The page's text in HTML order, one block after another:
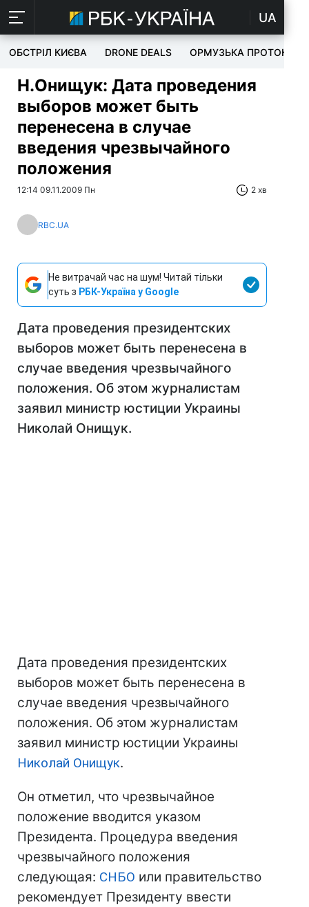
UA
ОБСТРІЛ КИЄВА DRONE DEALS ОРМУЗЬКА ПРОТОКА
Н.Онищук: Дата проведения
выборов может быть
перенесена в случае
введения чрезвычайного
положения
12:14 09.11.2009 Пн 2 хв
RBC.UA
Не витрачай час на шум! Читай тільки
суть з РБК-Україна у Google
Дата проведения президентских
выборов может быть перенесена в
случае введения чрезвычайного
положения. Об этом журналистам
заявил министр юстиции Украины
Николай Онищук.
Дата проведения президентских
выборов может быть перенесена в
случае введения чрезвычайного
положения. Об этом журналистам
заявил министр юстиции Украины
Николай Онищук.
Он отметил, что чрезвычайное
положение вводится указом
Президента. Процедура введения
чрезвычайного положения
следующая: СНБО или правительство
рекомендует Президенту ввести